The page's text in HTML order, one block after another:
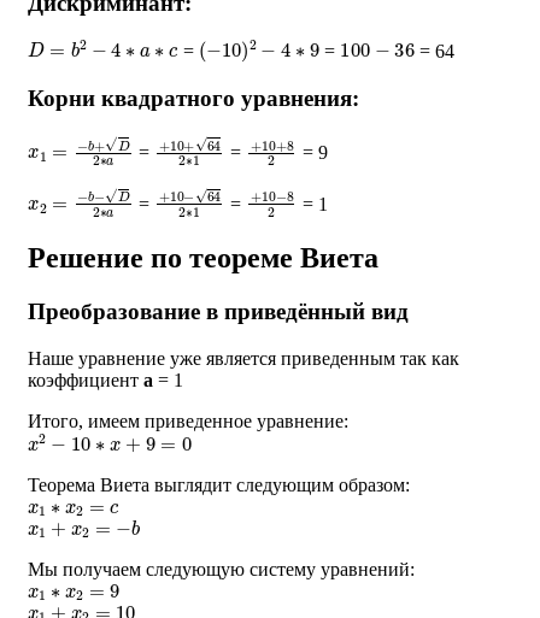
D= 2− a = (− 10)2 ∗ = 100 36 = 64
Корни квадратного уравнения:
+ D2∗ = + 10+64 1
= + 10 +8 = 9
b−D2∗ = +10−64 1
= +10−8 = 1
Решение по теореме Виета
Преобразование в приведённый вид
Наше уравнение уже является приведенным так как
коэффициент a = 1
Итого, имеем приведенное уравнение:
x2−10∗x+9=0
Теорема Виета выглядит следующим образом:
x1∗x2= c
x1 + x2 =− b
Мы получаем следующую систему уравнений:
x1∗x2=9
x1 + x2 =10